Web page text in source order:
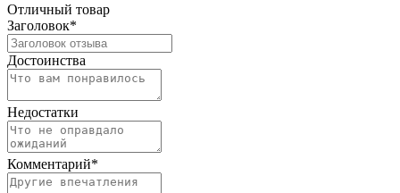
Отличный товар
Заголовок*
Достоинства
Недостатки
Комментарий*